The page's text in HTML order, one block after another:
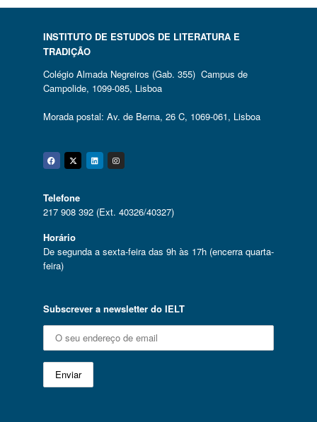
INSTITUTO DE ESTUDOS DE LITERATURA E
TRADIÇÃO
Colégio Almada Negreiros (Gab. 355) Campus de
Campolide, 1099-085, Lisboa
Morada postal: Av. de Berna, 26 C, 1069-061, Lisboa
Facebook
Twitter
Linkedin
Instagram
Telefone
217 908 392 (Ext. 40326/40327)
Horário
De segunda a sexta-feira das 9h às 17h (encerra quarta-
feira)
Subscrever a newsletter do IELT